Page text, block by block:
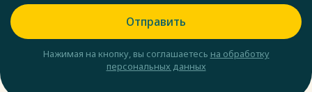
Отправить
Нажимая на кнопку, вы соглашаетесь на обработку
персональных данных